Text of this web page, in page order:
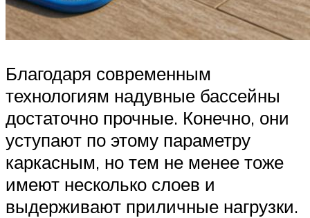
Благодаря современным
технологиям надувные бассейны
достаточно прочные. Конечно, они
уступают по этому параметру
каркасным, но тем не менее тоже
имеют несколько слоев и
выдерживают приличные нагрузки.